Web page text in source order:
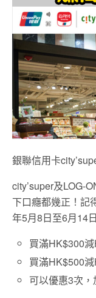
銀聯信用卡
city’super及LOG-
下口癮都幾正！記
年5月8日至6月14
買滿HK$300
買滿HK$500
可以優惠3次